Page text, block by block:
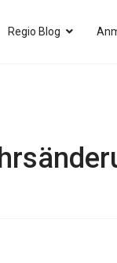
Regio Blog